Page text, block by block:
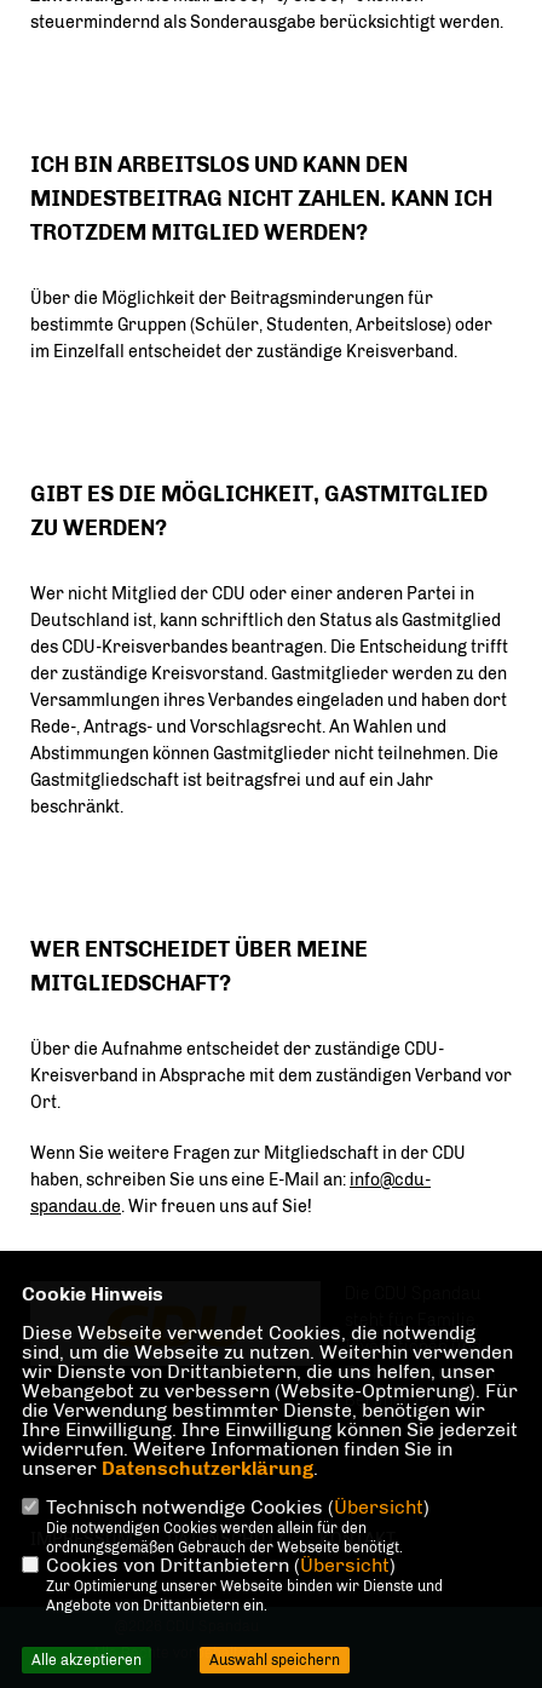
steuermindernd als Sonderausgabe berücksichtigt werden.
ICH BIN ARBEITSLOS UND KANN DEN
MINDESTBEITRAG NICHT ZAHLEN. KANN ICH
TROTZDEM MITGLIED WERDEN?
Über die Möglichkeit der Beitragsminderungen für
bestimmte Gruppen (Schüler, Studenten, Arbeitslose) oder
im Einzelfall entscheidet der zuständige Kreisverband.
GIBT ES DIE MÖGLICHKEIT, GASTMITGLIED
ZU WERDEN?
Wer nicht Mitglied der CDU oder einer anderen Partei in
Deutschland ist, kann schriftlich den Status als Gastmitglied
des CDU-Kreisverbandes beantragen. Die Entscheidung trifft
der zuständige Kreisvorstand. Gastmitglieder werden zu den
Versammlungen ihres Verbandes eingeladen und haben dort
Rede-, Antrags- und Vorschlagsrecht. An Wahlen und
Abstimmungen können Gastmitglieder nicht teilnehmen. Die
Gastmitgliedschaft ist beitragsfrei und auf ein Jahr
beschränkt.
WER ENTSCHEIDET ÜBER MEINE
MITGLIEDSCHAFT?
Über die Aufnahme entscheidet der zuständige CDU-
Kreisverband in Absprache mit dem zuständigen Verband vor
Ort.
Wenn Sie weitere Fragen zur Mitgliedschaft in der CDU
haben, schreiben Sie uns eine E-Mail an: info@cdu-
spandau.de. Wir freuen uns auf Sie!
Investitionen und
Teilhabe im und am
Berliner Bezirk
Spandau.
IMPRESSUM DATENSCHUTZ KONTAKT
Alle Rechte vorbehalten.
Cookie Hinweis
Diese Webseite verwendet Cookies, die notwendig
sind, um die Webseite zu nutzen. Weiterhin verwenden
wir Dienste von Drittanbietern, die uns helfen, unser
Webangebot zu verbessern (Website-Optmierung). Für
die Verwendung bestimmter Dienste, benötigen wir
Ihre Einwilligung. Ihre Einwilligung können Sie jederzeit
widerrufen. Weitere Informationen finden Sie in
unserer Datenschutzerklärung.
Technisch notwendige Cookies (Übersicht)
Die notwendigen Cookies werden allein für den
ordnungsgemäßen Gebrauch der Webseite benötigt.
Cookies von Drittanbietern (Übersicht)
Zur Optimierung unserer Webseite binden wir Dienste und
Angebote von Drittanbietern ein.
Alle akzeptieren Auswahl speichern